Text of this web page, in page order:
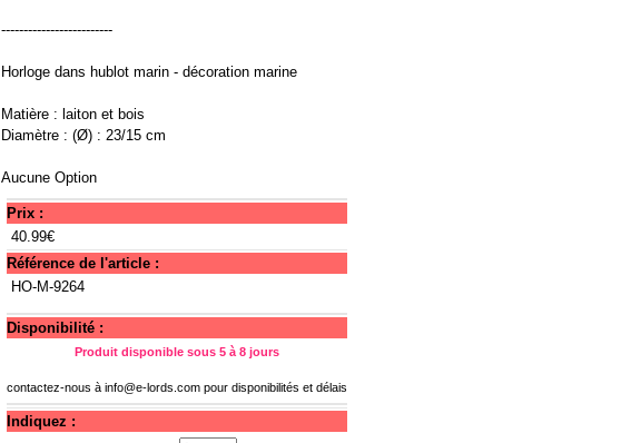
-------------------------
Horloge dans hublot marin - décoration marine
Matière : laiton et bois
Diamètre : (Ø) : 23/15 cm
Aucune Option
Prix :
40.99€
Référence de l'article :
HO-M-9264
Disponibilité :
Produit disponible sous 5 à 8 jours
contactez-nous à info@e-lords.com pour disponibilités et délais
Indiquez :